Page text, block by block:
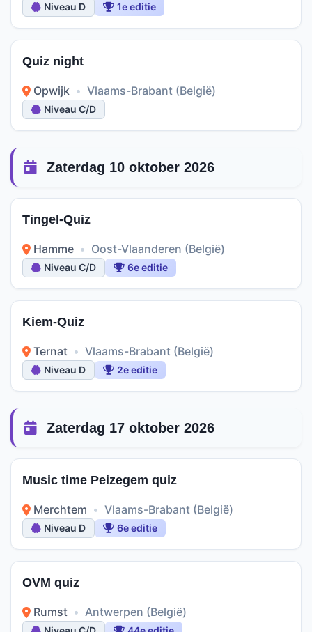
Niveau D 1e editie
Quiz night
Opwijk • Vlaams-Brabant (België)
Niveau C/D
Zaterdag 10 oktober 2026
Tingel-Quiz
Hamme • Oost-Vlaanderen (België)
Niveau C/D 6e editie
Kiem-Quiz
Ternat • Vlaams-Brabant (België)
Niveau D 2e editie
Zaterdag 17 oktober 2026
Music time Peizegem quiz
Merchtem • Vlaams-Brabant (België)
Niveau D 6e editie
OVM quiz
Rumst • Antwerpen (België)